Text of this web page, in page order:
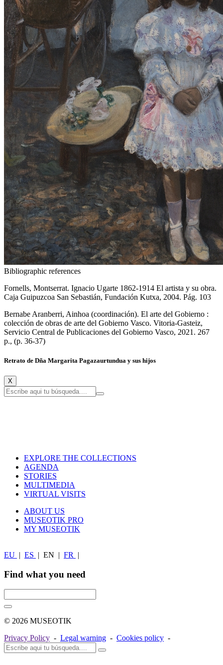
Bibliographic references
Fornells, Montserrat. Ignacio Ugarte 1862-1914 El artista y su obra.
Caja Guipuzcoa San Sebastián, Fundación Kutxa, 2004. Pág. 103
Bernabe Aranberri, Ainhoa (coordinación). El arte del Gobierno :
colección de obras de arte del Gobierno Vasco. Vitoria-Gasteiz,
Servicio Central de Publicaciones del Gobierno Vasco, 2021. 267
p., (p. 36-37)
Retrato de Dña Margarita Pagazaurtundua y sus hijos
X
EXPLORE THE COLLECTIONS
AGENDA
STORIES
MULTIMEDIA
VIRTUAL VISITS
ABOUT US
MUSEOTIK PRO
MY MUSEOTIK
EU | ES | EN | FR |
Find what you need
© 2026 MUSEOTIK
Privacy Policy - Legal warning - Cookies policy -